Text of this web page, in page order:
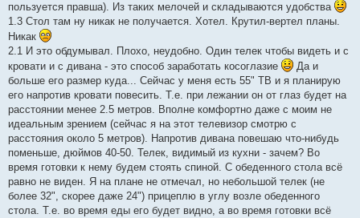
пользуется правша). Из таких мелочей и складываются удобства
1.3 Стол там ну никак не получается. Хотел. Крутил-вертел планы.
Никак
2.1 И это обдумывал. Плохо, неудобно. Один телек чтобы видеть и с
кровати и с дивана - это способ заработать косоглазие
Да и
больше его размер куда... Сейчас у меня есть 55" ТВ и я планирую
его напротив кровати повесить. Т.е. при лежании он от глаз будет на
расстоянии менее 2.5 метров. Вполне комфортно даже с моим не
идеальным зрением (сейчас я на этот телевизор смотрю с
расстояния около 5 метров). Напротив дивана повешаю что-нибудь
поменьше, дюймов 40-50. Телек, видимый из кухни - зачем? Во
время готовки к нему будем стоять спиной. С обеденного стола всё
равно не виден. Я на плане не отмечал, но небольшой телек (не
более 32", скорее даже 24") прицеплю в углу возле обеденного
стола. Т.е. во время еды его будет видно, а во время готовки всё